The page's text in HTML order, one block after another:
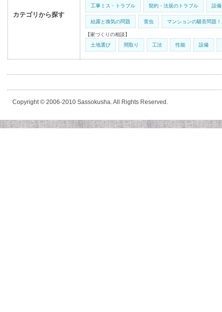
カテゴリから探す
工事ミス・トラブル
契約・法規のトラブル 設
結露と換気の問題 害虫 マンションの騒音問題！
【家づくりの相談】
土地選び
間取り 工法 性能 設備
Copyright © 2006-2010 Sassokusha. All Rights Reserved.